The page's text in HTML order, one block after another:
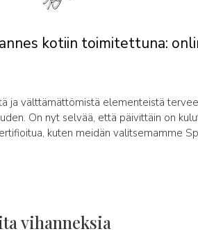
kotiin toimitettuna:
ja välttämättömistä elementeistä
On nyt selvää, että päivittäin on
kuten meidän valitsemamme
vihanneksia